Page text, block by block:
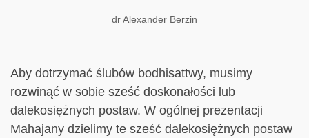
dr Alexander Berzin
Aby dotrzymać ślubów bodhisattwy, musimy
rozwinąć w sobie sześć doskonałości lub
dalekosiężnych postaw. W ogólnej prezentacji
Mahajany dzielimy te sześć dalekosiężnych postaw